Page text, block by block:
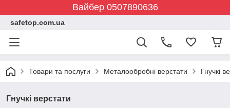
Вайбер 0507890636
safetop.com.ua
Товари та послуги Металообробні верстати Гнучкі
Гнучкі верстати